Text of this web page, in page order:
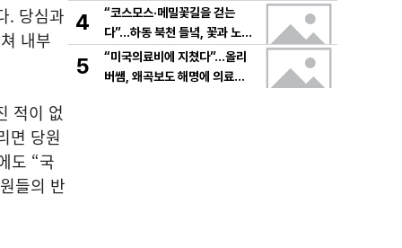
. 당심과
내부
적이 없
면 당원
도 “국
들의 반
9% 기록
4
“코스모스·메밀꽃길을 걷는
다”…하동 북천 들녘, 꽃과 노래
로 물드는 가을의 하루
5
“미국의료비에 지쳤다”…올리
버쌤, 왜곡보도 해명에 의료시